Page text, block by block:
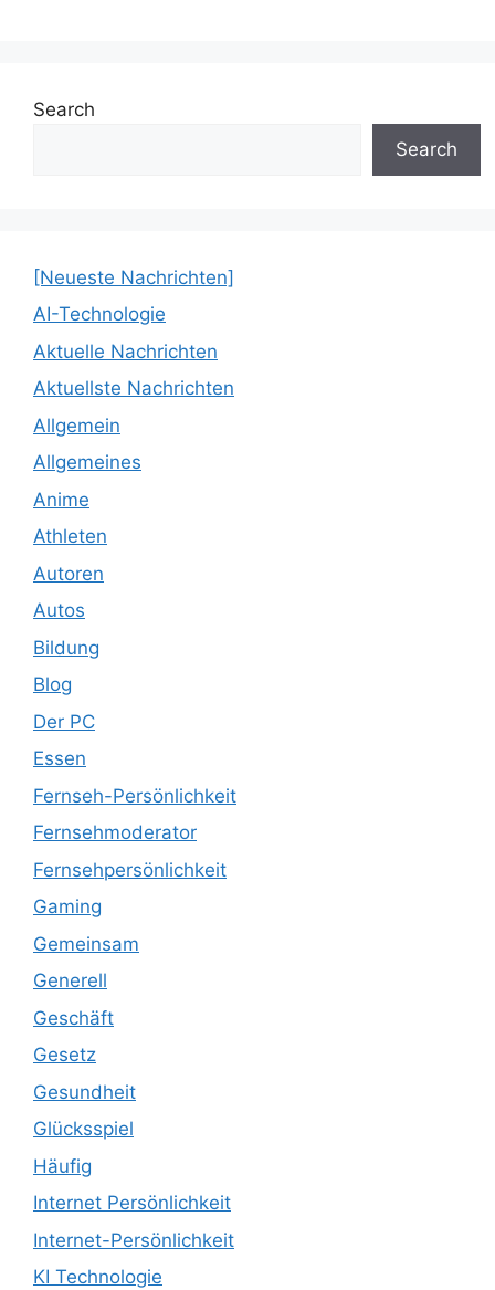
Search
Search
[Neueste Nachrichten]
AI-Technologie
Aktuelle Nachrichten
Aktuellste Nachrichten
Allgemein
Allgemeines
Anime
Athleten
Autoren
Autos
Bildung
Blog
Der PC
Essen
Fernseh-Persönlichkeit
Fernsehmoderator
Fernsehpersönlichkeit
Gaming
Gemeinsam
Generell
Geschäft
Gesetz
Gesundheit
Glücksspiel
Häufig
Internet Persönlichkeit
Internet-Persönlichkeit
KI Technologie